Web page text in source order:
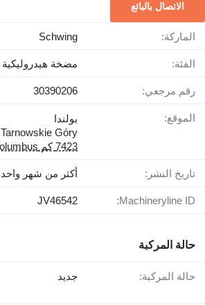
الاتصال بالبائع
الماركة: Schwing
الفئة: مضخة هيدروليكية
رقم مرجعي: 30390206
الموقع:
بولندا
Tarnowskie Góry
7423 كم to "United States/Columbus"
تاريخ النشر: أكثر من شهر واحد
Machineryline ID:
JV46542
حالة المركبة
حالة المركبة: جديد